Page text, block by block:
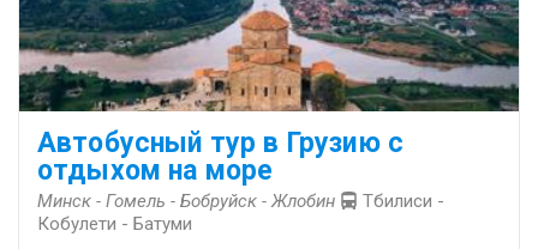
Автобусный тур в Грузию с
отдыхом на море
Минск - Гомель - Бобруйск - Жлобин
Тбилиси -
Кобулети - Батуми